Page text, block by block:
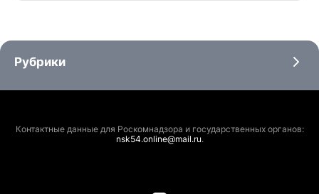
Рубрики
Контактные данные для Роскомнадзора и государственных органов:
nsk54.online@mail.ru.